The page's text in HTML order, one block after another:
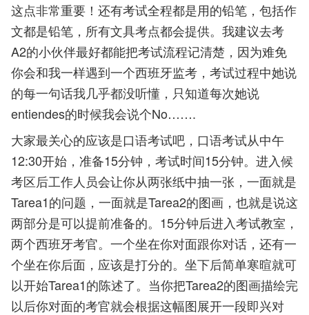
这点非常重要！还有考试全程都是用的铅笔，包括作
文都是铅笔，所有文具考点都会提供。我建议去考
A2的小伙伴最好都能把考试流程记清楚，因为难免
你会和我一样遇到一个西班牙监考，考试过程中她说
的每一句话我几乎都没听懂，只知道每次她说
entiendes的时候我会说个No…….
大家最关心的应该是口语考试吧，口语考试从中午
12:30开始，准备15分钟，考试时间15分钟。进入候
考区后工作人员会让你从两张纸中抽一张，一面就是
Tarea1的问题，一面就是Tarea2的图画，也就是说这
两部分是可以提前准备的。15分钟后进入考试教室，
两个西班牙考官。一个坐在你对面跟你对话，还有一
个坐在你后面，应该是打分的。坐下后简单寒暄就可
以开始Tarea1的陈述了。当你把Tarea2的图画描绘完
以后你对面的考官就会根据这幅图展开一段即兴对